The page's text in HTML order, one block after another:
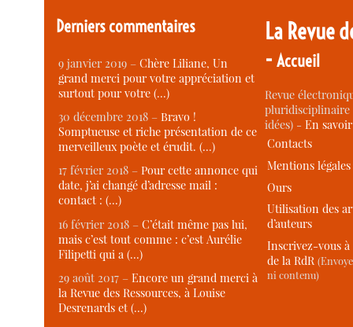
Derniers commentaires
9 janvier 2019 –Chère Liliane, Un
grand merci pour votre appréciation et
surtout pour votre (…)
30 décembre 2018 –Bravo !
Somptueuse et riche présentation de ce
merveilleux poète et érudit. (…)
17 février 2018 –Pour cette annonce qui
date, j’ai changé d’adresse mail :
contact : (…)
16 février 2018 –C’était même pas lui,
mais c’est tout comme : c’est Aurélie
Filipetti qui a (…)
29 août 2017 –Encore un grand merci à
la Revue des Ressources, à Louise
Desrenards et (…)
La Revue
-Accueil
Revue
idées) -En
Contacts
Mentions légales
Ours
Utilisation des
d’auteurs
Inscrivez-vous
de la RdR
ni contenu)